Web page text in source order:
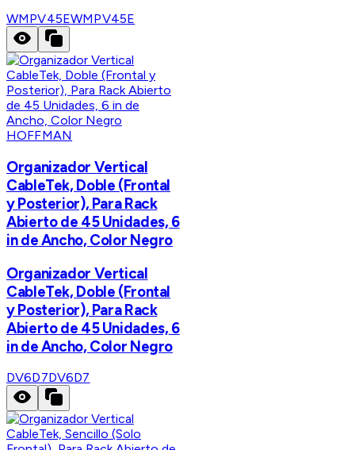
WMPV45EWMPV45E
HOFFMAN
Organizador Vertical
CableTek, Doble (Frontal
y Posterior), Para Rack
Abierto de 45 Unidades, 6
in de Ancho, Color Negro
Organizador Vertical
CableTek, Doble (Frontal
y Posterior), Para Rack
Abierto de 45 Unidades, 6
in de Ancho, Color Negro
DV6D7DV6D7